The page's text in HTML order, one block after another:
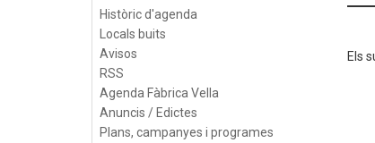
Històric d'agenda
Locals buits
Avisos
RSS
Agenda Fàbrica Vella
Anuncis / Edictes
Plans, campanyes i programes
Els